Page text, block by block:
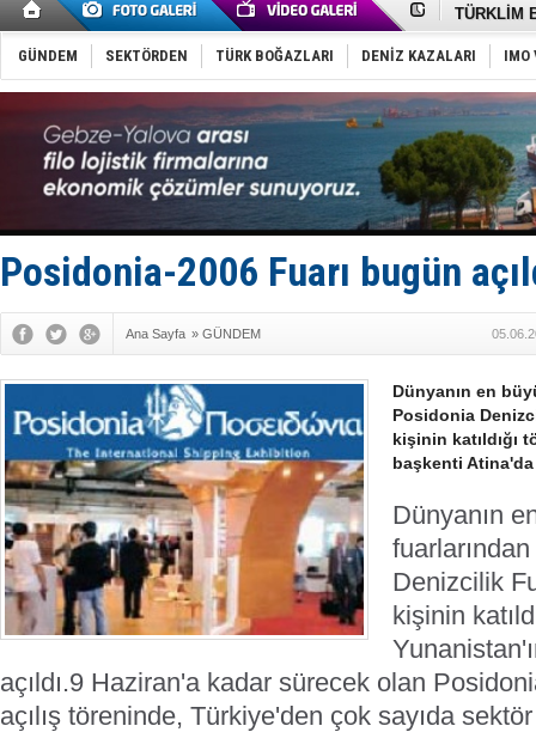
TÜRKLİM
SOCAR da
Dünyanın
Keşfedildi:
D-Marin,
Van’da
ASEAN ilk
TAYK -
GÜNDEM SEKTÖRDEN TÜRK BOĞAZLARI DENİZ KAZALARI IMO
Posidonia-2006 Fuarı bugün
Ana Sayfa » GÜNDEM
Dünyanın en
Posidonia
kişinin katıldığı
başkenti Atina'da
Dünyanın
Denizcilik
kişinin
açıldı.9 Haziran'a kadar sürecek olan
açılış töreninde, Türkiye'den çok sayıda